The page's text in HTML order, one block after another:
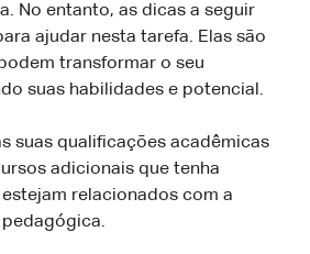
No entanto, as dicas a seguir
ajudar nesta tarefa. Elas são
transformar o seu
suas habilidades e potencial.
suas qualificações acadêmicas
adicionais que tenha
relacionados com a